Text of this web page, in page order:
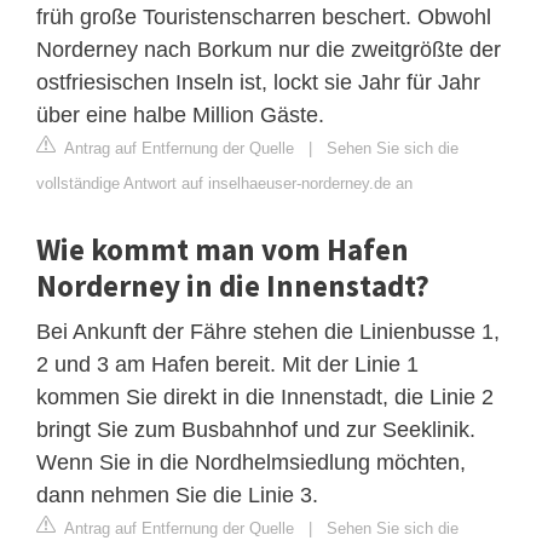
früh große Touristenscharren beschert. Obwohl
Norderney nach Borkum nur die zweitgrößte der
ostfriesischen Inseln ist, lockt sie Jahr für Jahr
über eine halbe Million Gäste.
Antrag auf Entfernung der Quelle | Sehen Sie sich die
vollständige Antwort auf inselhaeuser-norderney.de an
Wie kommt man vom Hafen
Norderney in die Innenstadt?
Bei Ankunft der Fähre stehen die Linienbusse 1,
2 und 3 am Hafen bereit. Mit der Linie 1
kommen Sie direkt in die Innenstadt, die Linie 2
bringt Sie zum Busbahnhof und zur Seeklinik.
Wenn Sie in die Nordhelmsiedlung möchten,
dann nehmen Sie die Linie 3.
Antrag auf Entfernung der Quelle | Sehen Sie sich die